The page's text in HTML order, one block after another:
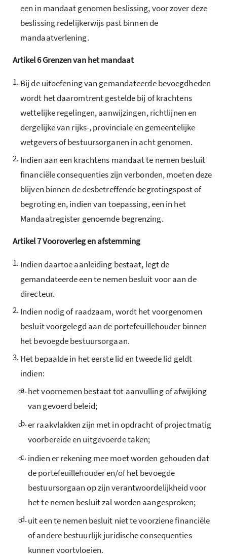
een in mandaat genomen beslissing, voor zover deze
beslissing redelijkerwijs past binnen de
mandaatverlening.
Artikel6Grenzen van het mandaat
1. Bij de uitoefening van gemandateerde bevoegdheden
wordt het daaromtrent gestelde bij of krachtens
wettelijke regelingen, aanwijzingen, richtlijnen en
dergelijke van rijks-, provinciale en gemeentelijke
wetgevers of bestuursorganen in acht genomen.
2. Indien aan een krachtens mandaat te nemen besluit
financiële consequenties zijn verbonden, moeten deze
blijven binnen de desbetreffende begrotingspost of
begroting en, indien van toepassing, een in het
Mandaatregister genoemde begrenzing.
Artikel7Vooroverleg en afstemming
1. Indien daartoe aanleiding bestaat, legt de
gemandateerde een te nemen besluit voor aan de
directeur.
2. Indien nodig of raadzaam, wordt het voorgenomen
besluit voorgelegd aan de portefeuillehouder binnen
het bevoegde bestuursorgaan.
3. Het bepaalde in het eerste lid en tweede lid geldt
indien:
a.het voornemen bestaat tot aanvulling of afwijking
van gevoerd beleid;
b.er raakvlakken zijn met in opdracht of projectmatig
voorbereide en uitgevoerde taken;
c. indien er rekening mee moet worden gehouden dat
de portefeuillehouder en/of het bevoegde
bestuursorgaan op zijn verantwoordelijkheid voor
het te nemen besluit zal worden aangesproken;
d.uit een te nemen besluit niet te voorziene financiële
of andere bestuurlijk-juridische consequenties
kunnen voortvloeien.